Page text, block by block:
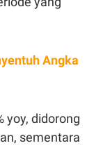
Angka
yoy, didorong
sementara